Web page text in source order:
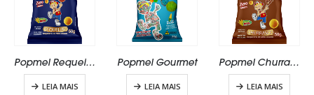
Popmel Requeijão Zero Glúten
LEIA MAIS
Popmel Gourmet
LEIA MAIS
Popmel Churrasco
LEIA MAIS